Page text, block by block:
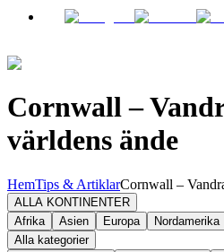
Cornwall –
världens ände
HemTips & ArtiklarCornwall –
ALLA KONTINENTER
Afrika
Asien Europa Nordamerika
Alla kategorier